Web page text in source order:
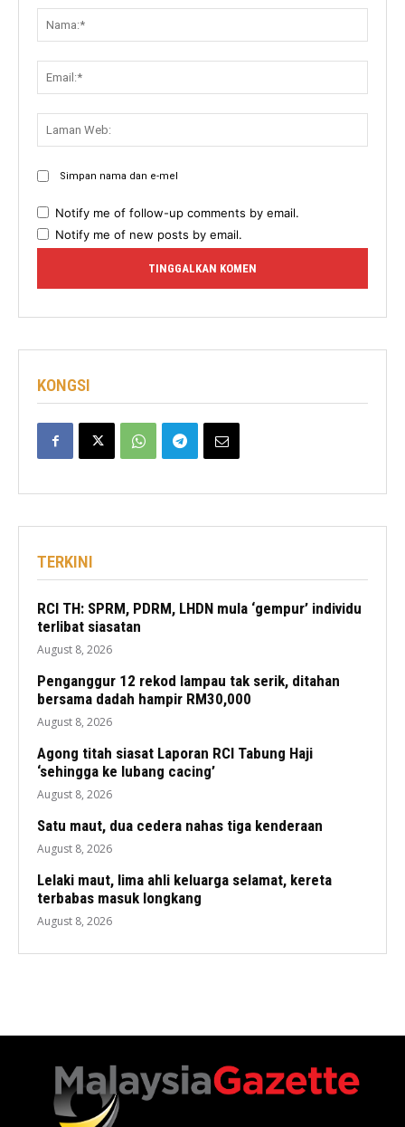
Simpan nama dan e-mel
Notify me of follow-up comments by email.
Notify me of new posts by email.
KONGSI
TERKINI
RCI TH: SPRM, PDRM, LHDN mula ‘gempur’ individu
terlibat siasatan
August 8, 2026
Penganggur 12 rekod lampau tak serik, ditahan
bersama dadah hampir RM30,000
August 8, 2026
Agong titah siasat Laporan RCI Tabung Haji
‘sehingga ke lubang cacing’
August 8, 2026
Satu maut, dua cedera nahas tiga kenderaan
August 8, 2026
Lelaki maut, lima ahli keluarga selamat, kereta
terbabas masuk longkang
August 8, 2026